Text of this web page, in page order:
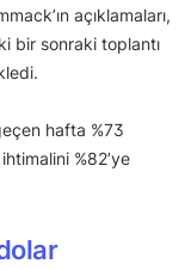
açıklamaları,
bir sonraki toplantı
hafta %73
%82’ye